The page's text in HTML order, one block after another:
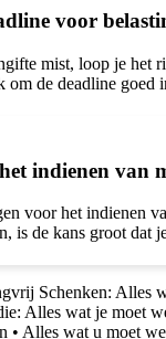
voor
mist, loop je het
de deadline goed
indienen van
voor het indienen
is de kans groot
Schenken: Alles
Alles wat je moet
• Alles wat u moet